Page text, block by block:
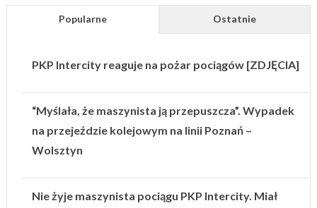
Popularne Ostatnie
PKP Intercity reaguje na pożar pociągów [ZDJĘCIA]
“Myślała, że maszynista ją przepuszcza”. Wypadek
na przejeździe kolejowym na linii Poznań –
Wolsztyn
Nie żyje maszynista pociągu PKP Intercity. Miał